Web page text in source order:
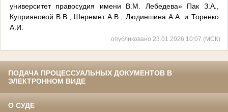
университет правосудия имени В.М. Лебедева» Пак З.А.,
Куприяновой В.В., Шеремет А.В., Людиншина А.А. и Торенко
А.И.
опубликовано 23.01.2026 10:07 (МСК)
ПОДАЧА ПРОЦЕССУАЛЬНЫХ ДОКУМЕНТОВ В
ЭЛЕКТРОННОМ ВИДЕ
О СУДЕ